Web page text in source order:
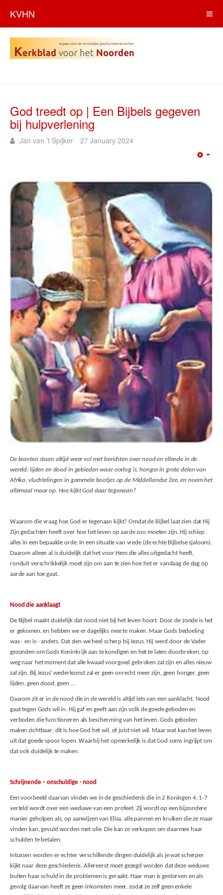
KVHN
God treedt op | Een Bijbels gegeven
bij hulpverlening
Jan van ’t Spijker 27 January 2024
De kranten staan altijd weer vol met berichten over nood en ellende in de
wereld: lijden en dood in gebieden waar oorlog is, honger in grote delen van
Afrika, vluchtelingen in gammele bootjes op de Middellandse Zee, en noem het
allemaal maar op. Hoe kijkt God daar tegenaan?
Waarom die vraag hoe God er tegenaan kijkt? Omdat de Bijbel laat zien dat Hij
Zijn gedachten heeft over hoe het leven op aarde zou moeten zijn. Hij schiep
alles in een bepaalde orde. In een situatie van vrede (de echte Bijbelse sjaloom).
Daarom alleen al is duidelijk dat het voor Hem die alles uitgedacht heeft,
ronduit verschrikkelijk moet zijn om aan te zien hoe het er vandaag de dag op
aarde aan toe gaat.
Nood die aanklaagt
De Bijbel maakt duidelijk dat nood niet bij het leven hoort. Door de zonde is het
er gekomen, en hebben we er dagelijks mee te maken. Maar Gods bedoeling
was - en is - anders. Dat zien we heel scherp bij Jezus. Hij werd door de Vader
gezonden om Gods Koninkrijk aan te kondigen en het te laten doorbreken, op
weg naar het moment dat alle kwaad voorgoed gebroken zal zijn en alles nieuw
zal zijn. Bij Jezus’ wederkomst zal er geen onrecht meer zijn, geen honger, geen
lijden, geen dood, geen …
Daarom zit er in de nood die in de wereld is altijd iets van een aanklacht. Nood
gaat tegen Gods wil in. Hij gaf en geeft aan zijn volk de goede geboden en
verboden die functioneren als bescherming van het leven. Gods geboden
maken zichtbaar: dit is hoe God het wil, of juist niet wil. Maar wat kan het leven
uit dat goede spoor lopen. Waarbij het opmerkelijk is dat God soms ingrijpt om
dat ook duidelijk te maken.
Schrijnende – onschuldige - nood
Een voorbeeld daarvan vinden we in de geschiedenis die in 2 Koningen 4: 1-7
verteld wordt over een weduwe van een profeet. Zij wordt op een bijzondere
manier geholpen als, op aanwijzen van Elisa, alle pannen en kruiken die ze maar
vinden kan, gevuld worden met olie. Die kan ze verkopen om daarmee haar
schulden te betalen.
Intussen worden er echter verschillende dingen duidelijk als je wat scherper
kijkt naar deze geschiedenis. Allereerst moet gezegd worden dat deze weduwe
buiten haar schuld in de problemen is geraakt. Haar man is gestorven en als
gevolg daarvan heeft ze geen inkomsten meer, zodat ze zelf geen enkele